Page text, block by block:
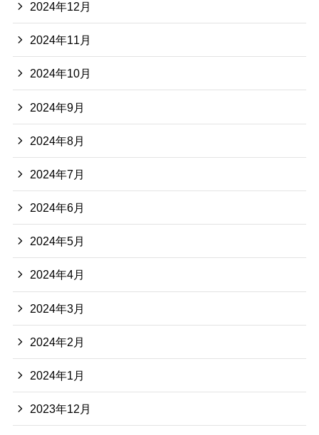
2024年12月
2024年11月
2024年10月
2024年9月
2024年8月
2024年7月
2024年6月
2024年5月
2024年4月
2024年3月
2024年2月
2024年1月
2023年12月